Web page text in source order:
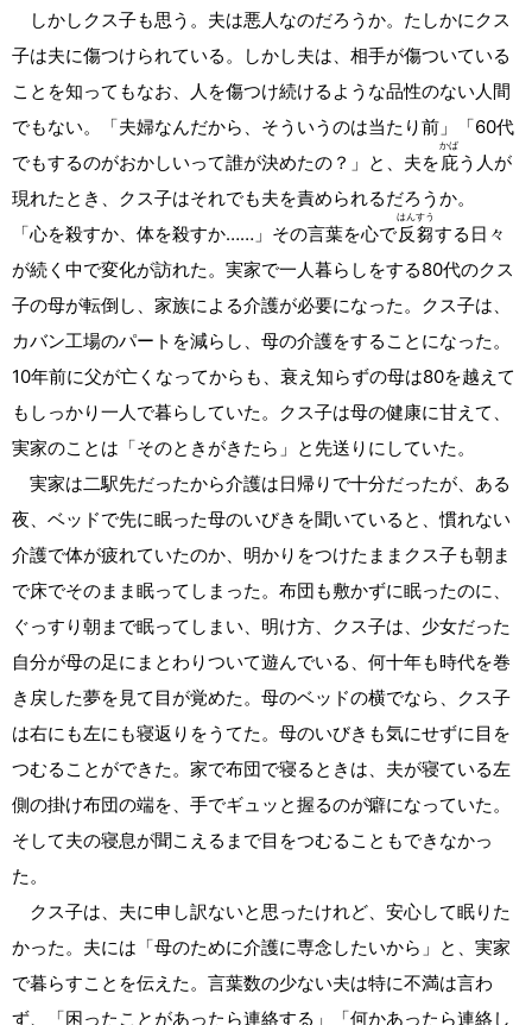
しかしクス子も思う。夫は悪人なのだろうか。たしかにクス
子は夫に傷つけられている。しかし夫は、相手が傷ついている
ことを知ってもなお、人を傷つけ続けるような品性のない人間
でもない。「夫婦なんだから、そういうのは当たり前」「60代
でもするのがおかしいって誰が決めたの？」と、夫を 庇
かば
う人が
現れたとき、クス子はそれでも夫を責められるだろうか。
「心を殺すか、体を殺すか……」その言葉を心で反芻
はんすう
する日々
が続く中で変化が訪れた。実家で一人暮らしをする80代のクス
子の母が転倒し、家族による介護が必要になった。クス子は、
カバン工場のパートを減らし、母の介護をすることになった。
10年前に父が亡くなってからも、衰え知らずの母は80を越えて
もしっかり一人で暮らしていた。クス子は母の健康に甘えて、
実家のことは「そのときがきたら」と先送りにしていた。
実家は二駅先だったから介護は日帰りで十分だったが、ある
夜、ベッドで先に眠った母のいびきを聞いていると、慣れない
介護で体が疲れていたのか、明かりをつけたままクス子も朝ま
で床でそのまま眠ってしまった。布団も敷かずに眠ったのに、
ぐっすり朝まで眠ってしまい、明け方、クス子は、少女だった
自分が母の足にまとわりついて遊んでいる、何十年も時代を巻
き戻した夢を見て目が覚めた。母のベッドの横でなら、クス子
は右にも左にも寝返りをうてた。母のいびきも気にせずに目を
つむることができた。家で布団で寝るときは、夫が寝ている左
側の掛け布団の端を、手でギュッと握るのが癖になっていた。
そして夫の寝息が聞こえるまで目をつむることもできなかっ
た。
クス子は、夫に申し訳ないと思ったけれど、安心して眠りた
かった。夫には「母のために介護に専念したいから」と、実家
で暮らすことを伝えた。言葉数の少ない夫は特に不満は言わ
ず、「困ったことがあったら連絡する」「何かあったら連絡し